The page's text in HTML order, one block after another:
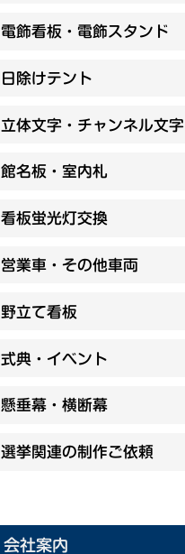
電飾看板・電飾スタンド
日除けテント
立体文字・チャンネル文字
館名板・室内札
看板蛍光灯交換
営業車・その他車両
野立て看板
式典・イベント
懸垂幕・横断幕
選挙関連の制作ご依頼
会社案内